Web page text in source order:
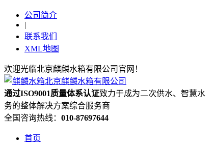
公司简介
|
联系我们
XML地图
欢迎光临北京麒麟水箱有限公司官网！
通过ISO9001质量体系认证致力于成为二次供水、智慧水
务的整体解决方案综合服务商
全国咨询热线： 010-87697644
首页